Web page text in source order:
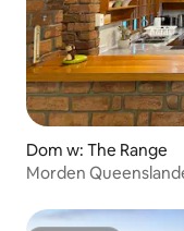
Dom w: The Range
Morden